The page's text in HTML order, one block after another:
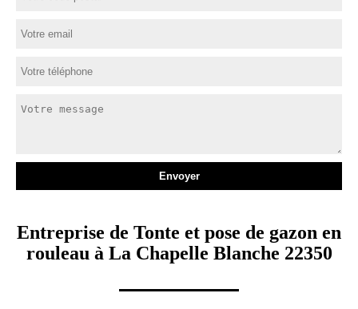
Entreprise de Tonte et pose de gazon en
rouleau à La Chapelle Blanche 22350